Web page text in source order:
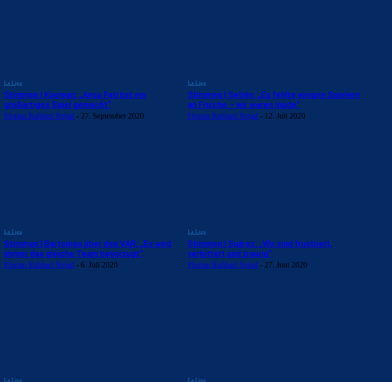
La Liga
Stimmen | Koeman: „Ansu Fati hat ein
großartiges Spiel gemacht“
Florian Rahbari Nejad - 27. September 2020
La Liga
Stimmen | Setién: „Es fehlte einigen Spielern
an Frische – wir waren müde“
Florian Rahbari Nejad - 12. Juli 2020
La Liga
Stimmen | Bartomeu über den VAR: „Es wird
immer das gleiche Team bevorzugt“
Florian Rahbari Nejad - 6. Juli 2020
La Liga
Stimmen | Suárez: „Wir sind frustriert,
verbittert und traurig“
Florian Rahbari Nejad - 27. Juni 2020
La Liga La Liga